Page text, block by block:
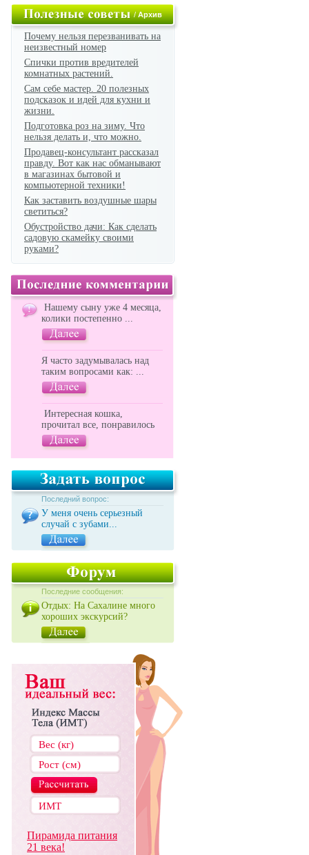
/Архив
Почему нельзя перезванивать на
неизвестный номер
Спички против вредителей
комнатных растений.
Сам себе мастер. 20 полезных
подсказок и идей для кухни и
жизни.
Подготовка роз на зиму. Что
нельзя делать и, что можно.
Продавец-консультант рассказал
правду. Вот как нас обманывают
в магазинах бытовой и
компьютерной техники!
Как заставить воздушные шары
светиться?
Обустройство дачи: Как сделать
садовую скамейку своими
руками?
Нашему сыну уже 4 месяца,
колики постепенно ...
Я часто задумывалась над
таким вопросами как: ...
Интересная кошка,
прочитал все, понравилось
Последний вопрос:
У меня очень серьезный
случай с зубами...
Последние сообщения:
Отдых: На Сахалине много
хороших экскурсий?
Пирамида питания
21 века!